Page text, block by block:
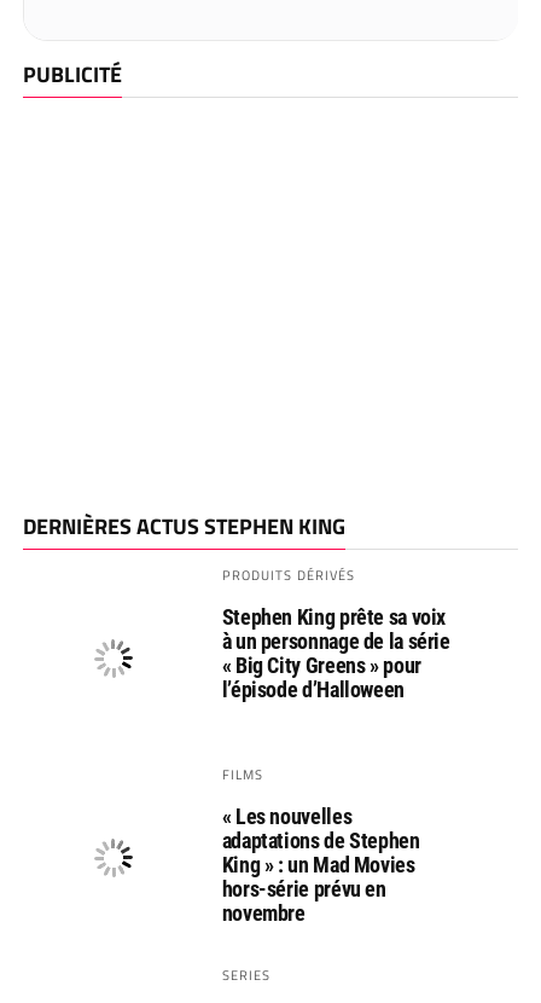
PUBLICITÉ
DERNIÈRES ACTUS STEPHEN KING
PRODUITS DÉRIVÉS
Stephen King prête sa voix
à un personnage de la série
« Big City Greens » pour
l’épisode d’Halloween
FILMS
« Les nouvelles
adaptations de Stephen
King » : un Mad Movies
hors-série prévu en
novembre
SERIES